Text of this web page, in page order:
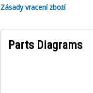
Zásady vracení zboží
Parts Diagrams